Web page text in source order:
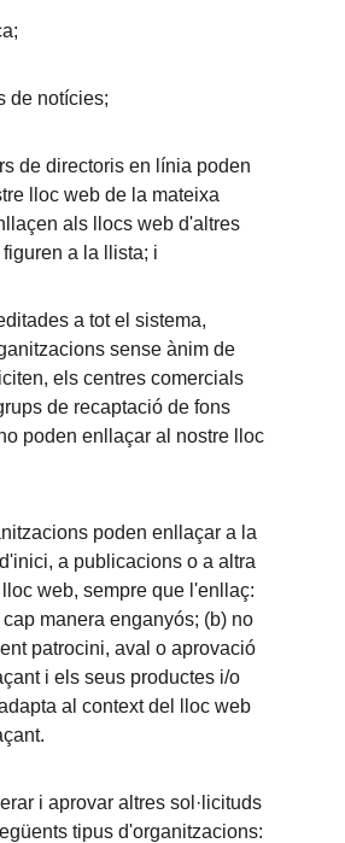
de notícies;
de directoris en línia poden
lloc web de la mateixa
als llocs web d'altres
a la llista; i
a tot el sistema,
sense ànim de
els centres comercials
de recaptació de fons
poden enllaçar al nostre lloc
poden enllaçar a la
a publicacions o a altra
web, sempre que l'enllaç:
manera enganyós; (b) no
patrocini, aval o aprovació
i els seus productes i/o
al context del lloc web
i aprovar altres sol·licituds
tipus d'organitzacions: